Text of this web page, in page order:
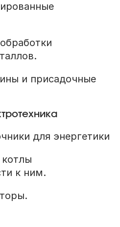
и присадочные
для энергетики
к ним.